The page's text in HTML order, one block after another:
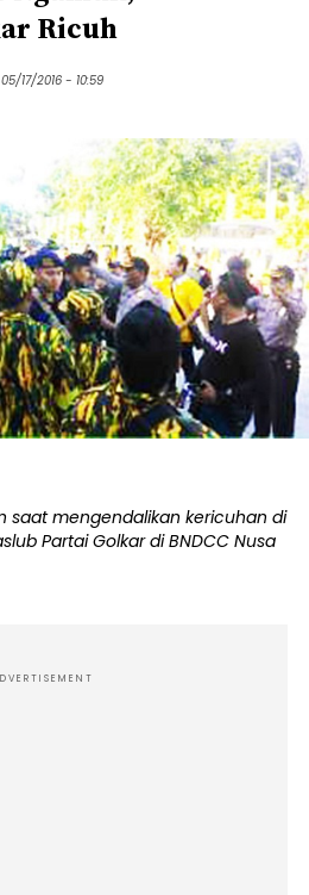
Ricuh
05/17/2016 - 10:59
saat mengendalikan kericuhan di
Partai Golkar di BNDCC Nusa